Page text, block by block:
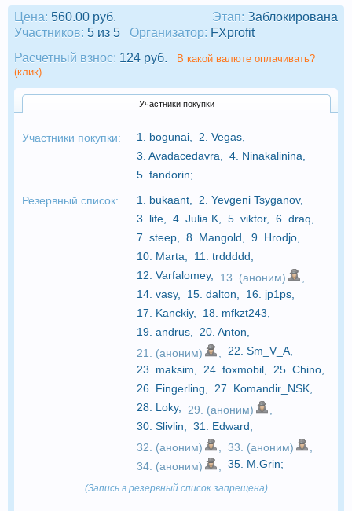
Этап: Заблокирована
Цена: 560.00 руб.
Участников: 5 из 5 Организатор: FXprofit
Расчетный взнос: 124 руб.
В какой валюте оплачивать?
(клик)
Участники покупки
Участники покупки: 1. bogunai 2. Vegas
3. Avadacedavra 4. Ninakalinina
5. fandorin;
Резервный список: 1. bukaant 2. Yevgeni Tsyganov,
3. life 4. Julia K 5. viktor, 6. draq
7. steep 8. Mangold 9. Hrodjo
10. Marta 11. trddddd
12. Varfalomey, 13. (аноним)
14. vasy, 15. dalton 16. jp1ps
17. Kanckiy, 18. mfkzt243
19. andrus 20. Anton
21. (аноним)
22. Sm_V_A
23. maksim 24. foxmobil 25. Chino
26. Fingerling 27. Komandir_NSK
28. Loky, 29. (аноним)
30. Slivlin 31. Edward
32. (аноним)
33. (аноним)
34. (аноним)
35. M.Grin;
(Запись в резервный список запрещена)